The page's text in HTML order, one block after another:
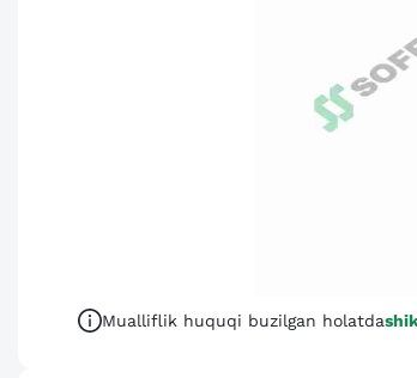
Mualliflik huquqi buzilgan holatda